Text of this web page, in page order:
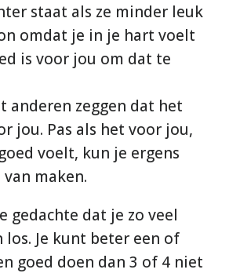
staat als ze minder leuk
omdat je in je hart voelt
is voor jou om dat te
anderen zeggen dat het
jou. Pas als het voor jou,
voelt, kun je ergens
van maken.
gedachte dat je zo veel
los. Je kunt beter een of
goed doen dan 3 of 4 niet